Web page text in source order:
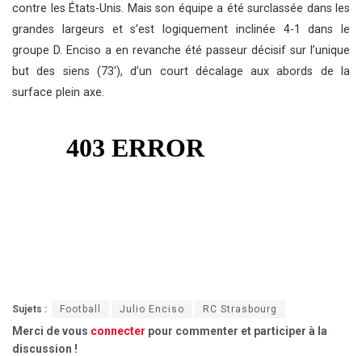
contre les États-Unis. Mais son équipe a été surclassée dans les
grandes largeurs et s’est logiquement inclinée 4-1 dans le
groupe D. Enciso a en revanche été passeur décisif sur l’unique
but des siens (73′), d’un court décalage aux abords de la
surface plein axe.
Sujets : Football Julio Enciso RC Strasbourg
Merci de vous connecter pour commenter et participer à la
discussion !